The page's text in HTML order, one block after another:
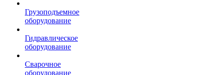
Грузоподъемное
оборудование
Гидравлическое
оборудование
Сварочное
оборудование